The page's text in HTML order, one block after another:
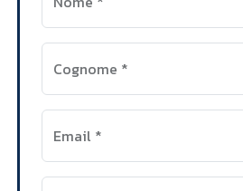
Cognome *
Email *